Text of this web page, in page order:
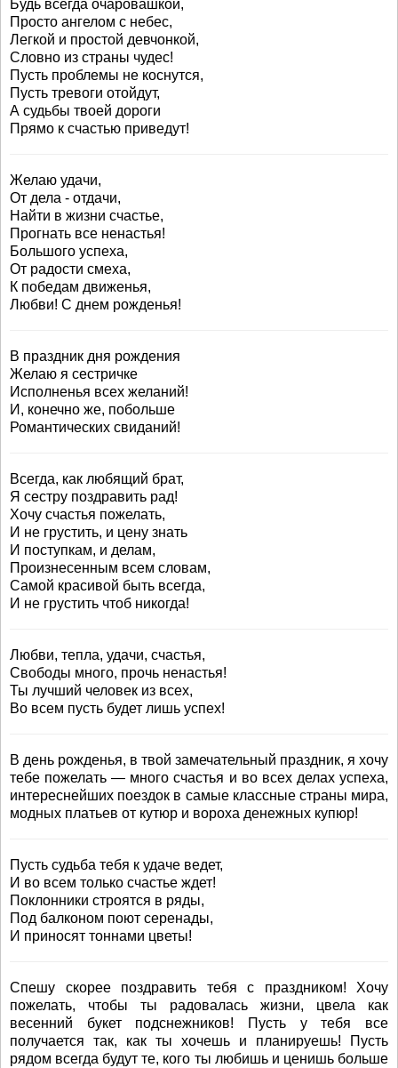
Будь всегда очаровашкой,
Просто ангелом с небес,
Легкой и простой девчонкой,
Словно из страны чудес!
Пусть проблемы не коснутся,
Пусть тревоги отойдут,
А судьбы твоей дороги
Прямо к счастью приведут!
Желаю удачи,
От дела - отдачи,
Найти в жизни счастье,
Прогнать все ненастья!
Большого успеха,
От радости смеха,
К победам движенья,
Любви! С днем рожденья!
В праздник дня рождения
Желаю я сестричке
Исполненья всех желаний!
И, конечно же, побольше
Романтических свиданий!
Всегда, как любящий брат,
Я сестру поздравить рад!
Хочу счастья пожелать,
И не грустить, и цену знать
И поступкам, и делам,
Произнесенным всем словам,
Самой красивой быть всегда,
И не грустить чтоб никогда!
Любви, тепла, удачи, счастья,
Свободы много, прочь ненастья!
Ты лучший человек из всех,
Во всем пусть будет лишь успех!
В день рожденья, в твой замечательный праздник, я хочу
тебе пожелать — много счастья и во всех делах успеха,
интереснейших поездок в самые классные страны мира,
модных платьев от кутюр и вороха денежных купюр!
Пусть судьба тебя к удаче ведет,
И во всем только счастье ждет!
Поклонники строятся в ряды,
Под балконом поют серенады,
И приносят тоннами цветы!
Спешу скорее поздравить тебя с праздником! Хочу
пожелать, чтобы ты радовалась жизни, цвела как
весенний букет подснежников! Пусть у тебя все
получается так, как ты хочешь и планируешь! Пусть
рядом всегда будут те, кого ты любишь и ценишь больше